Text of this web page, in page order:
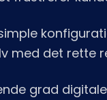
med det rette
grad